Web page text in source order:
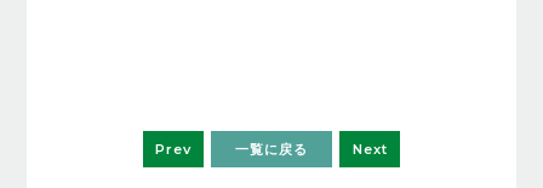
Prev 一覧に戻る Next